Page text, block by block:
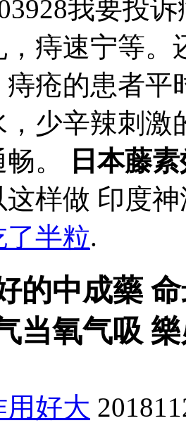
我要投
痔速宁等。
疮的患者平
少辛辣刺激
。
日本藤
这样做 印度
半粒.
的中成藥
当氧气吸
用好大